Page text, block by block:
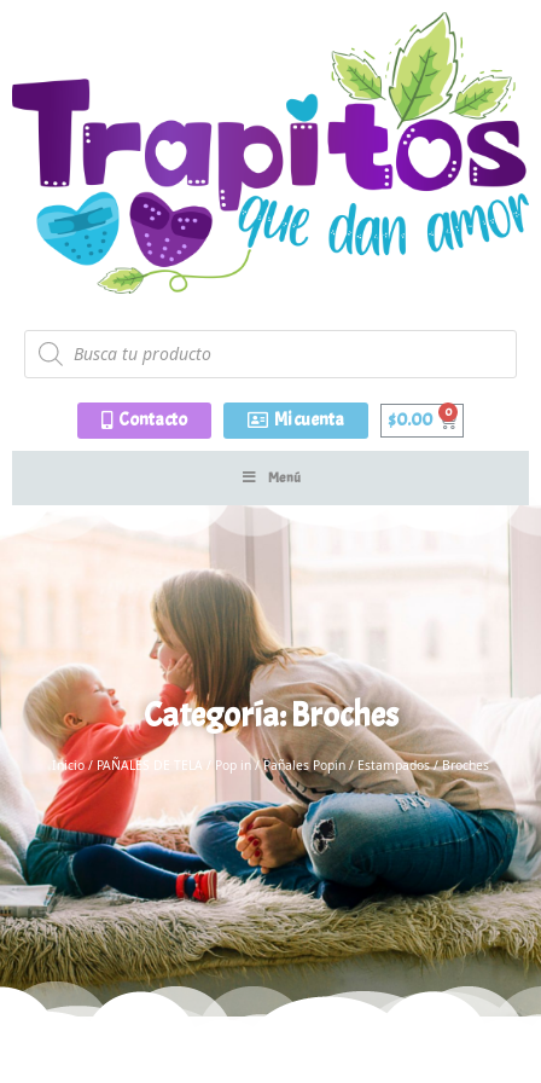
Contacto Mi cuenta $0.00
Menú
Categoría: Broches
Inicio/ PAÑALES DE TELA / Pop in/Pañales Popin / Estampados/ Broches